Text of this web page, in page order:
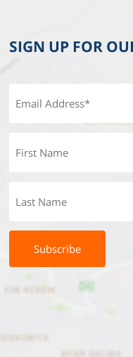
SIGN UP FOR